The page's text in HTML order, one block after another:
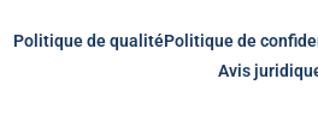
Politique de qualitéPolitique de
Avis